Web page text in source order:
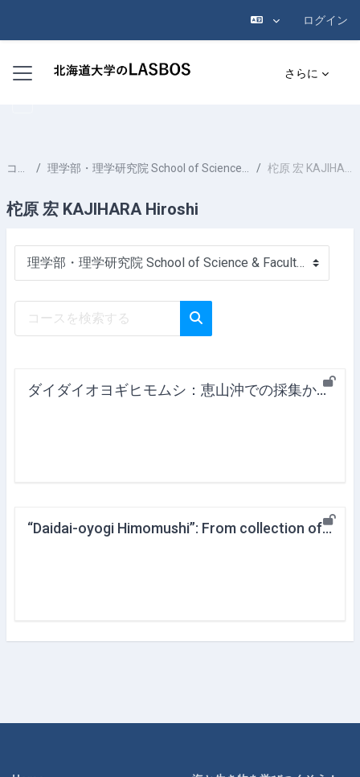
ログイン
サイドパネル さらに
コース 理学部・理学研究院 School of Science & Faculty of Science 柁原 宏 KAJIHARA Hiroshi
柁原 宏 KAJIHARA Hiroshi
コースカテゴリ
コースを検索する
ダイダイオヨギヒモムシ：恵山沖での採集から新和名の提唱まで
“Daidai-oyogi Himomushi”: From collection off the coast of Mt. Esan to the proposal of a new Japanese name